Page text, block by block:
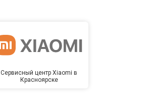
Сервисный центр Xiaomi в
Красноярске